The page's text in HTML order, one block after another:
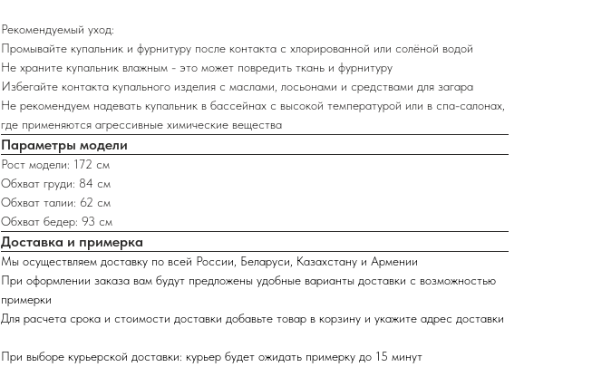
Рекомендуемый уход:
Промывайте купальник и фурнитуру после контакта с хлорированной или солёной водой
Не храните купальник влажным - это может повредить ткань и фурнитуру
Избегайте контакта купального изделия с маслами, лосьонами и средствами для загара
Не рекомендуем надевать купальник в бассейнах с высокой температурой или в спа-салонах,
где применяются агрессивные химические вещества
Параметры модели
Рост модели: 172 см
Обхват груди: 84 см
Обхват талии: 62 см
Обхват бедер: 93 см
Доставка и примерка
Мы осуществляем доставку по всей России, Беларуси, Казахстану и Армении
При оформлении заказа вам будут предложены удобные варианты доставки с возможностью
примерки
Для расчета срока и стоимости доставки добавьте товар в корзину и укажите адрес доставки
При выборе курьерской доставки: курьер будет ожидать примерку до 15 минут